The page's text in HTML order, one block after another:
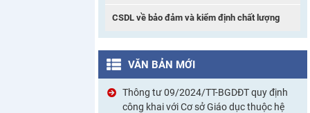
CSDL về bảo đảm và kiểm định chất lượng
VĂN BẢN MỚI
Thông tư 09/2024/TT-BGDĐT quy định
công khai với Cơ sở Giáo dục thuộc hệ